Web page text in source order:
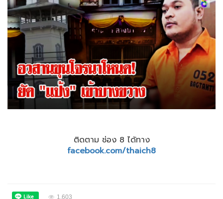
ติดตาม ช่อง 8 ได้ทาง
facebook.com/thaich8
1,603